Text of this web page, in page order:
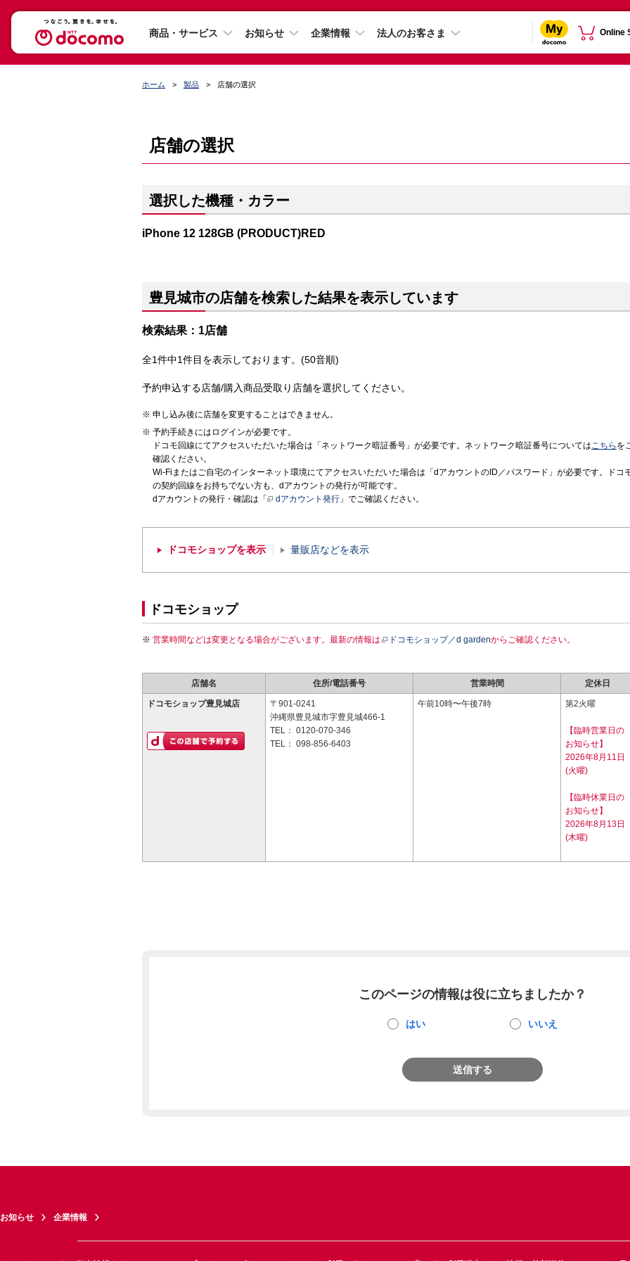
商品・サービス お知らせ 企業情報 法人のお客さま Online
ホーム 製品 店舗の選択
店舗の選択
選択した機種・カラー
iPhone 12 128GB (PRODUCT)RED
豊見城市の店舗を検索した結果を表示しています
検索結果：1店舗
全1件中1件目を表示しております。(50音順)
予約申込する店舗/購入商品受取り店舗を選択してください。
申し込み後に店舗を変更することはできません。
予約手続きにはログインが必要です。
ドコモ回線にてアクセスいただいた場合は「ネットワーク暗証番号」が必要です。ネットワーク暗証番号についてはこちら を
確認ください。
Wi-Fiまたはご自宅のインターネット環境にてアクセスいただいた場合は「dアカウントのID／パスワード」が必要です。ドコ
の契約回線をお持ちでない方も、dアカウントの発行が可能です。
dアカウントの発行・確認は「
dアカウント発行 」でご確認ください。
ドコモショップを表示 量販店などを表示
ドコモショップ
営業時間などは変更となる場合がございます。最新の情報は ドコモショップ／d gardenからご確認ください。
店舗名 住所/電話番号 営業時間 定休日
ドコモショップ豊見城店
〒901-0241
沖縄県豊見城市字豊見城466-1
TEL： 0120-070-346
TEL： 098-856-6403
午前10時〜午後7時 第2火曜
【臨時営業日の
お知らせ】
2026年8月11日
(火曜)
【臨時休業日の
お知らせ】
2026年8月13日
(木曜)
このページの情報は役に立ちましたか？
はい いいえ
送信する
お知らせ 企業情報